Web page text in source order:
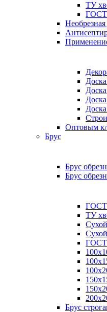
ТУ
ГОСТ
Необрезная
Оптовым
Брус
Брус
Брус
ГОСТ
ТУ
ГОСТ
Брус